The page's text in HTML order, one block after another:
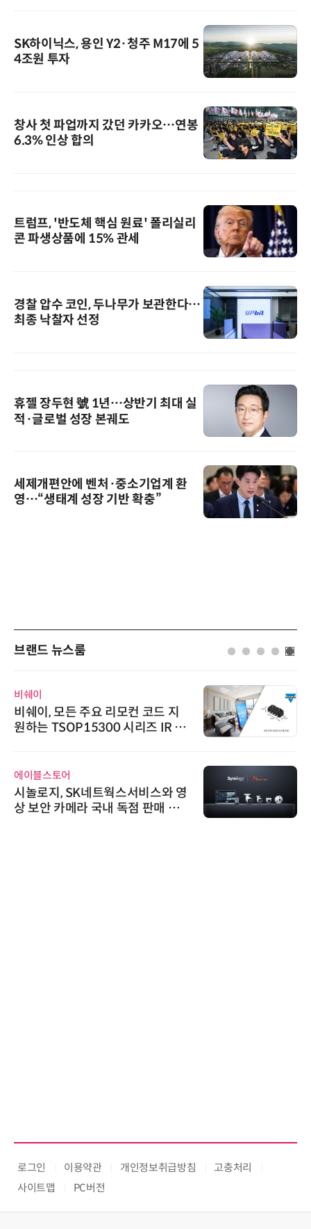
SK하이닉스, 용인 Y2·청주 M17에 5
4조원 투자
창사 첫 파업까지 갔던 카카오…연봉
6.3% 인상 합의
트럼프, '반도체 핵심 원료' 폴리실리
콘 파생상품에 15% 관세
경찰 압수 코인, 두나무가 보관한다…
최종 낙찰자 선정
휴젤 장두현 號 1년…상반기 최대 실
적·글로벌 성장 본궤도
세제개편안에 벤처·중소기업계 환
영…“생태계 성장 기반 확충”
브랜드 뉴스룸
비쉐이
비쉐이, 모든 주요 리모컨 코드 지
원하는 TSOP15300 시리즈 IR 수
에이블스토어
시놀로지, SK네트웍스서비스와 영
상 보안 카메라 국내 독점 판매 파
로그인 이용약관 개인정보취급방침
고충처리
사이트맵
PC버전